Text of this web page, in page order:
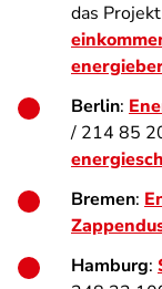
das Projekt
Berlin:
/ 214 85
Bremen:
Hamburg: